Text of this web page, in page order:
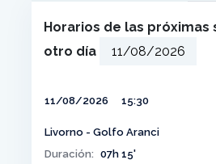
Horarios de las próximas
otro día
11/08/2026 15:30
Livorno - Golfo Aranci
Duración: 07h 15'